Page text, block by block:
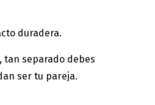
duradera.
tan separado debes
ser tu pareja.